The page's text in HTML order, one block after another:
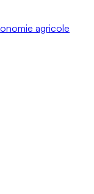
agricole